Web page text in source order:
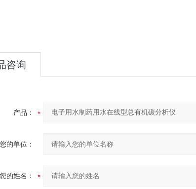
咨询
产品：
您的单位：
您的姓名：